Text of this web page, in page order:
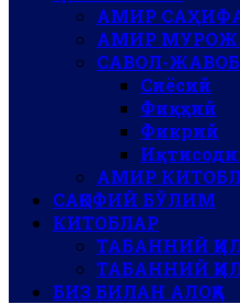
АМИР
АМИР
САВОЛ-
Сиёсий
Фиқҳий
Фикрий
АМИР
САҚОФИЙ БЎЛИМ
КИТОБЛАР
ТАБАННИЙ
ТАБАННИЙ
БИЗ БИЛАН АЛОҚА